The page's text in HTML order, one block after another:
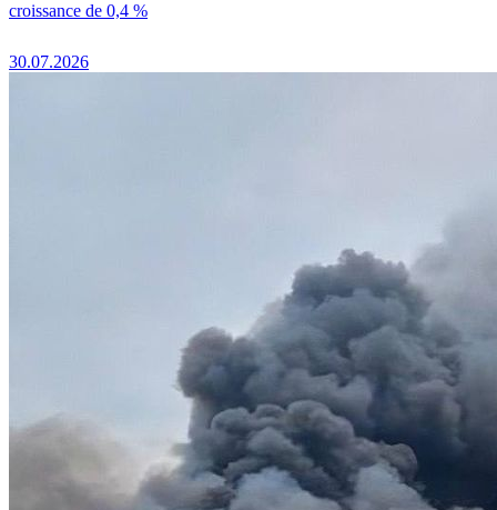
croissance de 0,4 %
30.07.2026